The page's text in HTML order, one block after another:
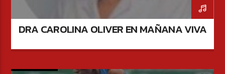
DRA CAROLINA OLIVER EN MAÑANA VIVA